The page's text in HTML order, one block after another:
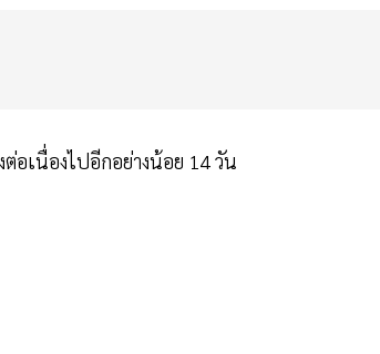
อเนื่องไปอีกอย่างน้อย 14 วัน